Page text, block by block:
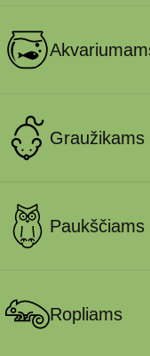
Graužikams
Paukščiams
Ropliams